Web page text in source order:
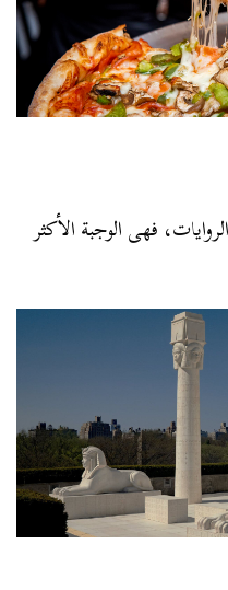
فهى الوجبة الأكثر